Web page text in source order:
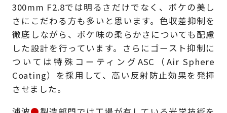
300mm F2.8では明るさだけでなく、ボケの美し
さにこだわる方も多いと思います。色収差抑制を
徹底しながら、ボケ味の柔らかさについても配慮
した設計を行っています。さらにゴースト抑制に
ついては特殊コーティングASC（Air Sphere
Coating）を採用して、高い反射防止効果を発揮
させました。